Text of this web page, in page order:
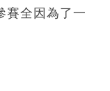
賽全因為了一